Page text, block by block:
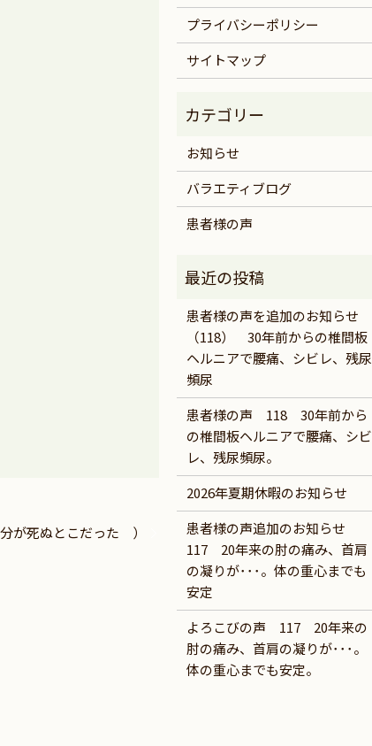
が死ぬとこだった ）
プライバシーポリシー
サイトマップ
お知らせ
バラエティブログ
患者様の声
患者様の声を追加のお知らせ
（118） 30年前からの椎間板
ヘルニアで腰痛、シビレ、残尿
頻尿
患者様の声 118 30年前から
の椎間板ヘルニアで腰痛、シビ
レ、残尿頻尿。
2026年夏期休暇のお知らせ
患者様の声追加のお知らせ
117 20年来の肘の痛み、首肩
の凝りが･･･。体の重心までも
安定
よろこびの声 117 20年来の
肘の痛み、首肩の凝りが･･･。
体の重心までも安定。